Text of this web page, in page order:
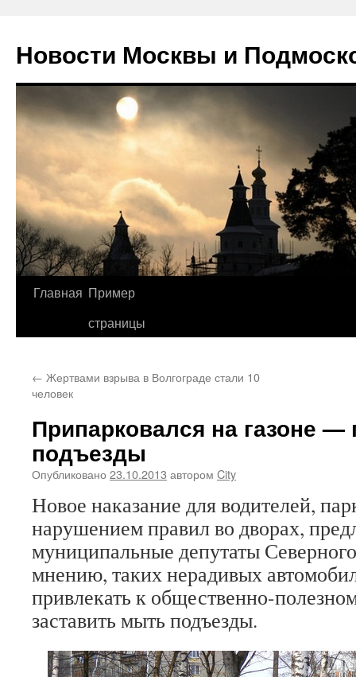
Новости Москвы и
Перейти
Главная Пример
страницы
← Жертвами взрыва в Волгограде стали 10
человек
Припарковался на газоне —
подъезды
Опубликовано 23.10.2013 автором City
Новое наказание для водителей,
нарушением правил во дворах,
муниципальные депутаты
мнению, таких нерадивых
привлекать к общественно-
заставить мыть подъезды.